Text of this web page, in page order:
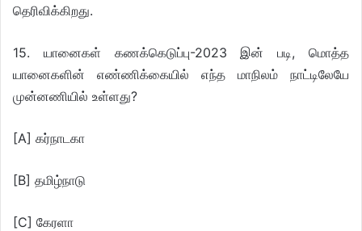
தெரிவிக்கிறது.
15. யானைகள் கணக்கெடுப்பு-2023 இன் படி, மொத்த
யானைகளின் எண்ணிக்கையில் எந்த மாநிலம் நாட்டிலேயே
முன்னணியில் உள்ளது?
[A] கர்நாடகா
[B] தமிழ்நாடு
[C] கேரளா